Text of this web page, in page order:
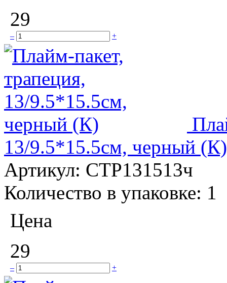
29
– +
13/9.5*15.5см, черный (К)
Артикул: СТР131513ч
Количество в упаковке: 1
Цена
29
– +